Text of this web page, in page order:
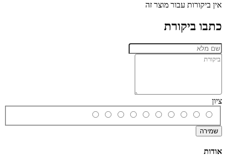
אין ביקורות עבור מוצר זה
כתבו ביקורת
ציון
שמירה
אודות